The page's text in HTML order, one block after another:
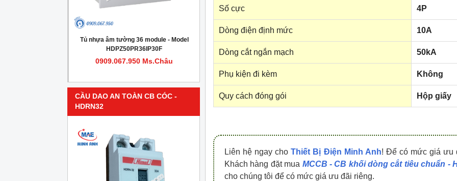
Tủ nhựa âm tường 36 module - Model
HDPZ50PR36IP30F
0909.067.950 Ms.Châu
Tủ nhựa âm tường 24 module - Model
HDPZ50PR24IP30F
0909.067.950 Ms.Châu
Tủ nhựa âm tường 18 module - Model
HDPZ50PR18IP30F
0909.067.950 Ms.Châu
CẦU DAO AN TOÀN CB CÓC -
HDRN32
Số cực 4P
Dòng điện định mức 10A
Dòng cắt ngắn mạch 50kA
Phụ kiện đi kèm Không
Quy cách đóng gói Hộp giấy
Liên hệ ngay choThiết Bị Điện Minh Anh! Để có mức giá ưu
Khách hàng đặt mua MCCB - CB khối dòng cắt tiêu chuẩn -
cho chúng tôi để có mức giá ưu đãi riêng.